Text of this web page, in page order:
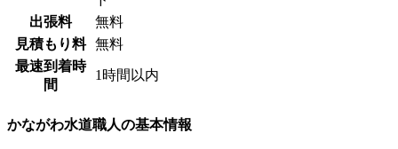
出張料
無料
見積もり料 無料
最速到着時
間
1時間以内
かながわ水道職人の基本情報